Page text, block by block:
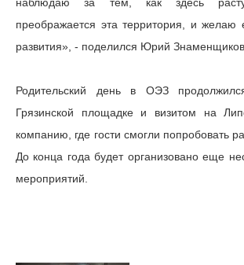
преображается эта территория, и
развития», - поделился Юрий Знаменщиков.
Родительский день в ОЭЗ
Грязинской площадке и визитом на
компанию, где гости смогли попробовать
До конца года будет организовано еще
мероприятий.